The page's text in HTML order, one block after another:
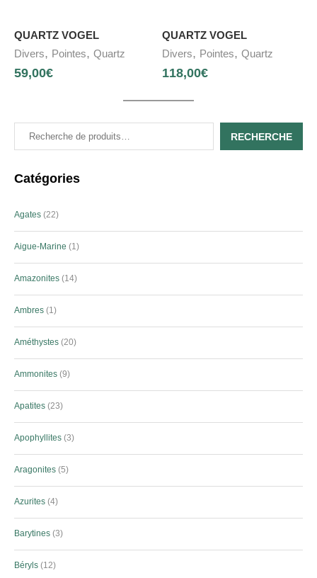
QUARTZ VOGEL
Divers, Pointes, Quartz
59,00€
QUARTZ VOGEL
Divers, Pointes, Quartz
118,00€
RECHERCHE
Catégories
Agates 22
Aigue-Marine 1
Amazonites 14
Ambres 1
Améthystes 20
Ammonites 9
Apatites 23
Apophyllites 3
Aragonites 5
Azurites 4
Barytines 3
Béryls 12